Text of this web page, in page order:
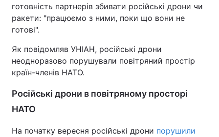
готовність партнерів збивати російські дрони чи
ракети: "працюємо з ними, поки що вони не
готові".
Як повідомляв УНІАН, російські дрони
неодноразово порушували повітряний простір
країн-членів НАТО.
Російські дрони в повітряному просторі
НАТО
На початку вересня російські дрони порушили